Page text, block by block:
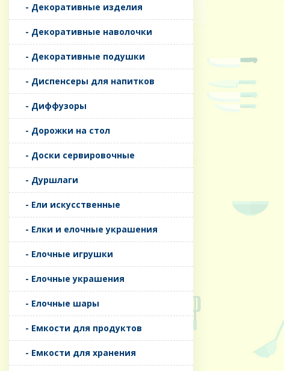
- Декоративные изделия
- Декоративные наволочки
- Декоративные подушки
- Диспенсеры для напитков
- Диффузоры
- Дорожки на стол
- Доски сервировочные
- Дуршлаги
- Ели искусственные
- Елки и елочные украшения
- Елочные игрушки
- Елочные украшения
- Елочные шары
- Емкости для продуктов
- Емкости для хранения